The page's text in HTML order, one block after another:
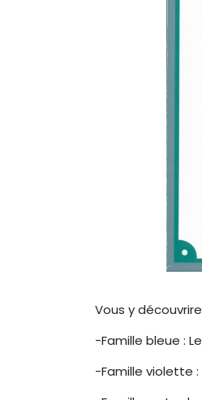
Vous y
-Famille bleue :
-Famille violette